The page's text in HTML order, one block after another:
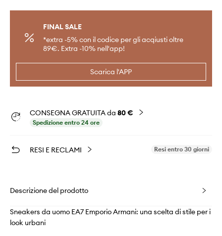
FINAL SALE
*extra -5% con il codice per gli acqiusti oltre
89€. Extra -10% nell'app!
Scarica l'APP
CONSEGNA GRATUITA da 80 €
Spedizione entro 24 ore
RESI E RECLAMI Resi entro 30 giorni
Descrizione del prodotto
Sneakers da uomo EA7 Emporio Armani: una scelta di stile per i
look urbani